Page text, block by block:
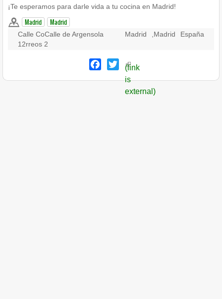
¡Te esperamos para darle vida a tu cocina en Madrid!
Madrid Madrid
Calle CoCalle de Argensola
12rreos 2
Madrid Madrid España
Facebook
Twitter
(link
is
external)